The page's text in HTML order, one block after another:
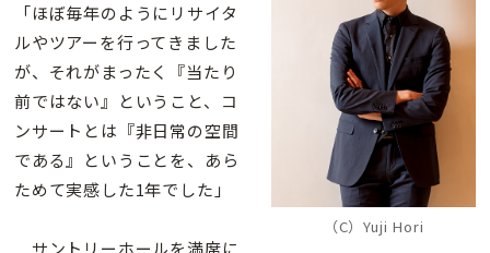
（C）Yuji Hori
「ほぼ毎年のようにリサイタ
ルやツアーを行ってきました
が、それがまったく『当たり
前ではない』ということ、コ
ンサートとは『非日常の空間
である』ということを、あら
ためて実感した1年でした」
サントリーホールを満席に